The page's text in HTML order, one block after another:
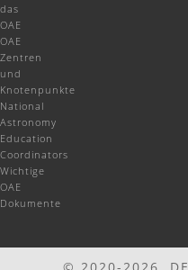
das
OAE
OAE
Zentren
und
Knotenpunkte
National
Astronomy
Education
Coordinators
Wichtige
OAE
Dokumente
© 2020-2026